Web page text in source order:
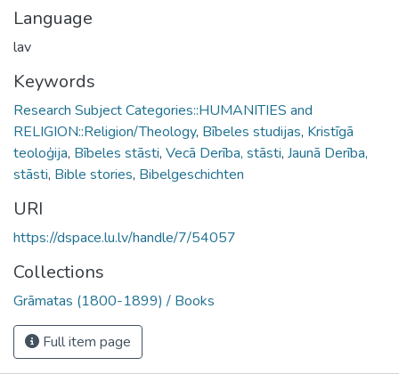
Language
lav
Keywords
Research Subject Categories::HUMANITIES and
RELIGION::Religion/Theology, Bībeles studijas, Kristīgā
teoloģija, Bībeles stāsti, Vecā Derība, stāsti, Jaunā Derība,
stāsti, Bible stories, Bibelgeschichten
URI
https://dspace.lu.lv/handle/7/54057
Collections
Grāmatas (1800-1899) / Books
Full item page